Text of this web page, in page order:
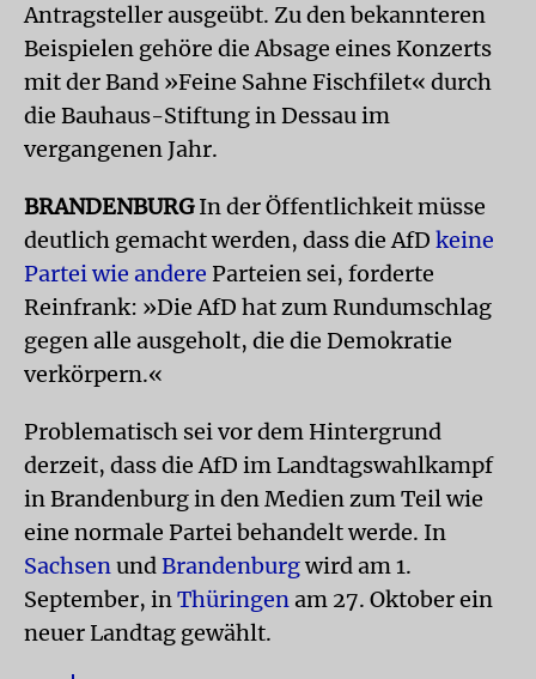
Antragsteller ausgeübt. Zu den bekannteren
Beispielen gehöre die Absage eines Konzerts
mit der Band »Feine Sahne Fischfilet« durch
die Bauhaus-Stiftung in Dessau im
vergangenen Jahr.
BRANDENBURGIn der Öffentlichkeit müsse
deutlich gemacht werden, dass die AfD keine
Partei wie andere Parteien sei, forderte
Reinfrank: »Die AfD hat zum Rundumschlag
gegen alle ausgeholt, die die Demokratie
verkörpern.«
Problematisch sei vor dem Hintergrund
derzeit, dass die AfD im Landtagswahlkampf
in Brandenburg in den Medien zum Teil wie
eine normale Partei behandelt werde. In
SachsenundBrandenburgwird am 1.
September, inThüringenam 27. Oktober ein
neuer Landtag gewählt.